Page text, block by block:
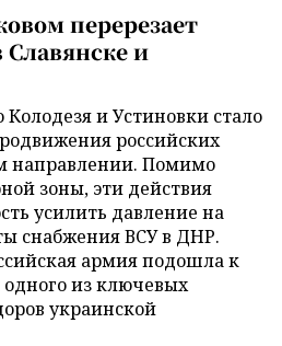
перерезает
и
и Устиновки стало
российских
направлении. Помимо
зоны, эти действия
усилить давление на
снабжения ВСУ в ДНР.
армия подошла к
из ключевых
украинской